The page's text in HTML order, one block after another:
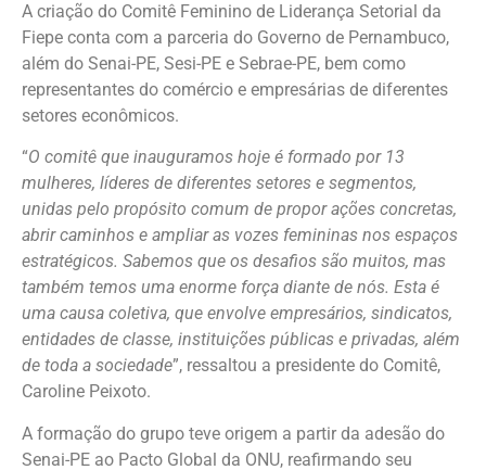
A criação do Comitê Feminino de Liderança Setorial da
Fiepe conta com a parceria do Governo de Pernambuco,
além do Senai-PE, Sesi-PE e Sebrae-PE, bem como
representantes do comércio e empresárias de diferentes
setores econômicos.
“O comitê que inauguramos hoje é formado por 13
mulheres, líderes de diferentes setores e segmentos,
unidas pelo propósito comum de propor ações concretas,
abrir caminhos e ampliar as vozes femininas nos espaços
estratégicos. Sabemos que os desafios são muitos, mas
também temos uma enorme força diante de nós. Esta é
uma causa coletiva, que envolve empresários, sindicatos,
entidades de classe, instituições públicas e privadas, além
de toda a sociedade”, ressaltou a presidente do Comitê,
Caroline Peixoto.
A formação do grupo teve origem a partir da adesão do
Senai-PE ao Pacto Global da ONU, reafirmando seu